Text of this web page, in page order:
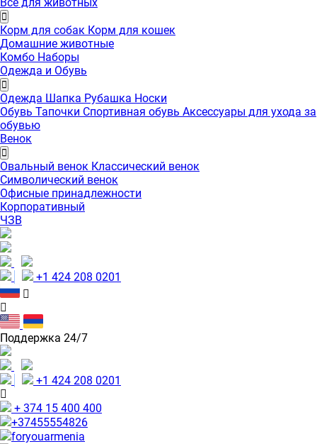
Корм для собак Корм для кошек
Домашние животные
Комбо Наборы
Одежда и Обувь
Одежда Шапка Рубашка Носки
Обувь Тапочки Спортивная обувь Аксессуары для ухода за
обувью
Венок
Овальный венок Классический венок
Символический венок
Офисные принадлежности
Корпоративный
ЧЗВ
+1 424 208 0201
Поддержка 24/7
+1 424 208 0201
+ 374 15 400 400
+37455554826
foryouarmenia